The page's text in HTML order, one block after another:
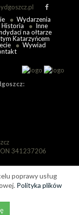
Wydarzenia
Historia
Inne
na ołtarze
Katarzyńcem
Wywiad
341237206
poprawy usług
Polityka plików